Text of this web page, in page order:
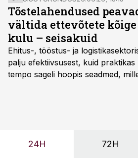
Tõstelahendused
vältida ettevõtete
kulu – seisakuid
Ehitus-, tööstus- ja
palju efektiivsusest, kuid praktikas
tempo sageli hoopis seadmed,
24H 72H